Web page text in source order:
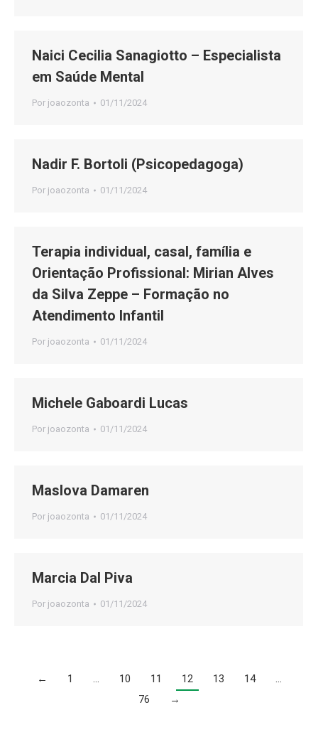
Naici Cecilia Sanagiotto – Especialista
em Saúde Mental
Por joaozonta 01/11/2024
Nadir F. Bortoli (Psicopedagoga)
Por joaozonta 01/11/2024
Terapia individual, casal, família e
Orientação Profissional: Mirian Alves
da Silva Zeppe – Formação no
Atendimento Infantil
Por joaozonta 01/11/2024
Michele Gaboardi Lucas
Por joaozonta 01/11/2024
Maslova Damaren
Por joaozonta 01/11/2024
Marcia Dal Piva
Por joaozonta 01/11/2024
← 1 … 10 11 12 13 14
…
76
→